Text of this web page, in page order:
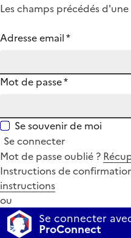
Les champs précédés
Adresse email*
Mot de passe*
Se souvenir de moi
Se connecter
Mot de passe oublié ?
Instructions de
instructions
ou
Se connecter
ProConnect